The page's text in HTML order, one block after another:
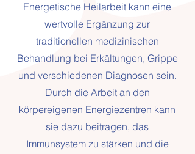
Energetische Heilarbeit kann eine
wertvolle Ergänzung zur
traditionellen medizinischen
Behandlung bei Erkältungen, Grippe
und verschiedenen Diagnosen sein.
Durch die Arbeit an den
körpereigenen Energiezentren kann
sie dazu beitragen, das
Immunsystem zu stärken und die